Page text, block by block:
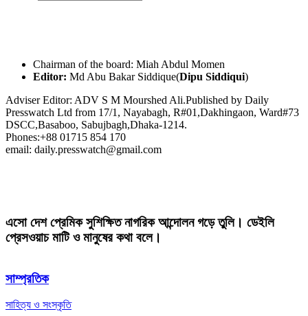
Chairman of the board: Miah Abdul Momen
Editor: Md Abu Bakar Siddique(Dipu Siddiqui)
Adviser Editor: ADV S M Mourshed Ali.Published by Daily
Presswatch Ltd from 17/1, Nayabagh, R#01,Dakhingaon, Ward#73
DSCC,Basaboo, Sabujbagh,Dhaka-1214.
Phones:+88 01715 854 170
email: daily.presswatch@gmail.com
এসো দেশ প্রেমিক সুশিক্ষিত নাগরিক আন্দোলন গড়ে তুলি। ডেইলি
প্রেসওয়াচ মাটি ও মানুষের কথা বলে।
সাম্প্রতিক
সাহিত্য ও সংস্কৃতি